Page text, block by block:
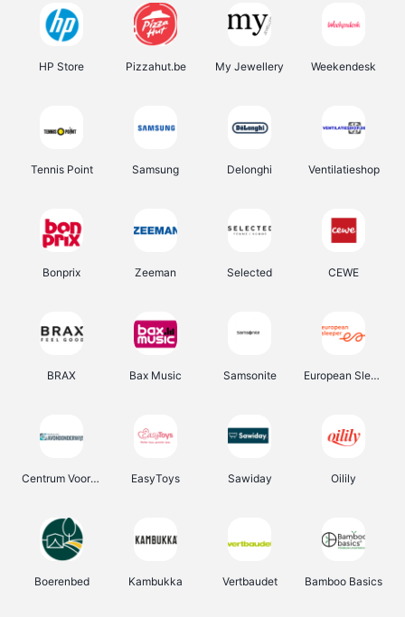
HP Store Pizzahut.be My Jewellery Weekendesk
Tennis Point Samsung Delonghi Ventilatieshop
Bonprix Zeeman Selected CEWE
BRAX Bax Music Samsonite European Sleeper
Centrum Voor Avondonderwijs EasyToys Sawiday Oilily
Boerenbed Kambukka Vertbaudet Bamboo Basics